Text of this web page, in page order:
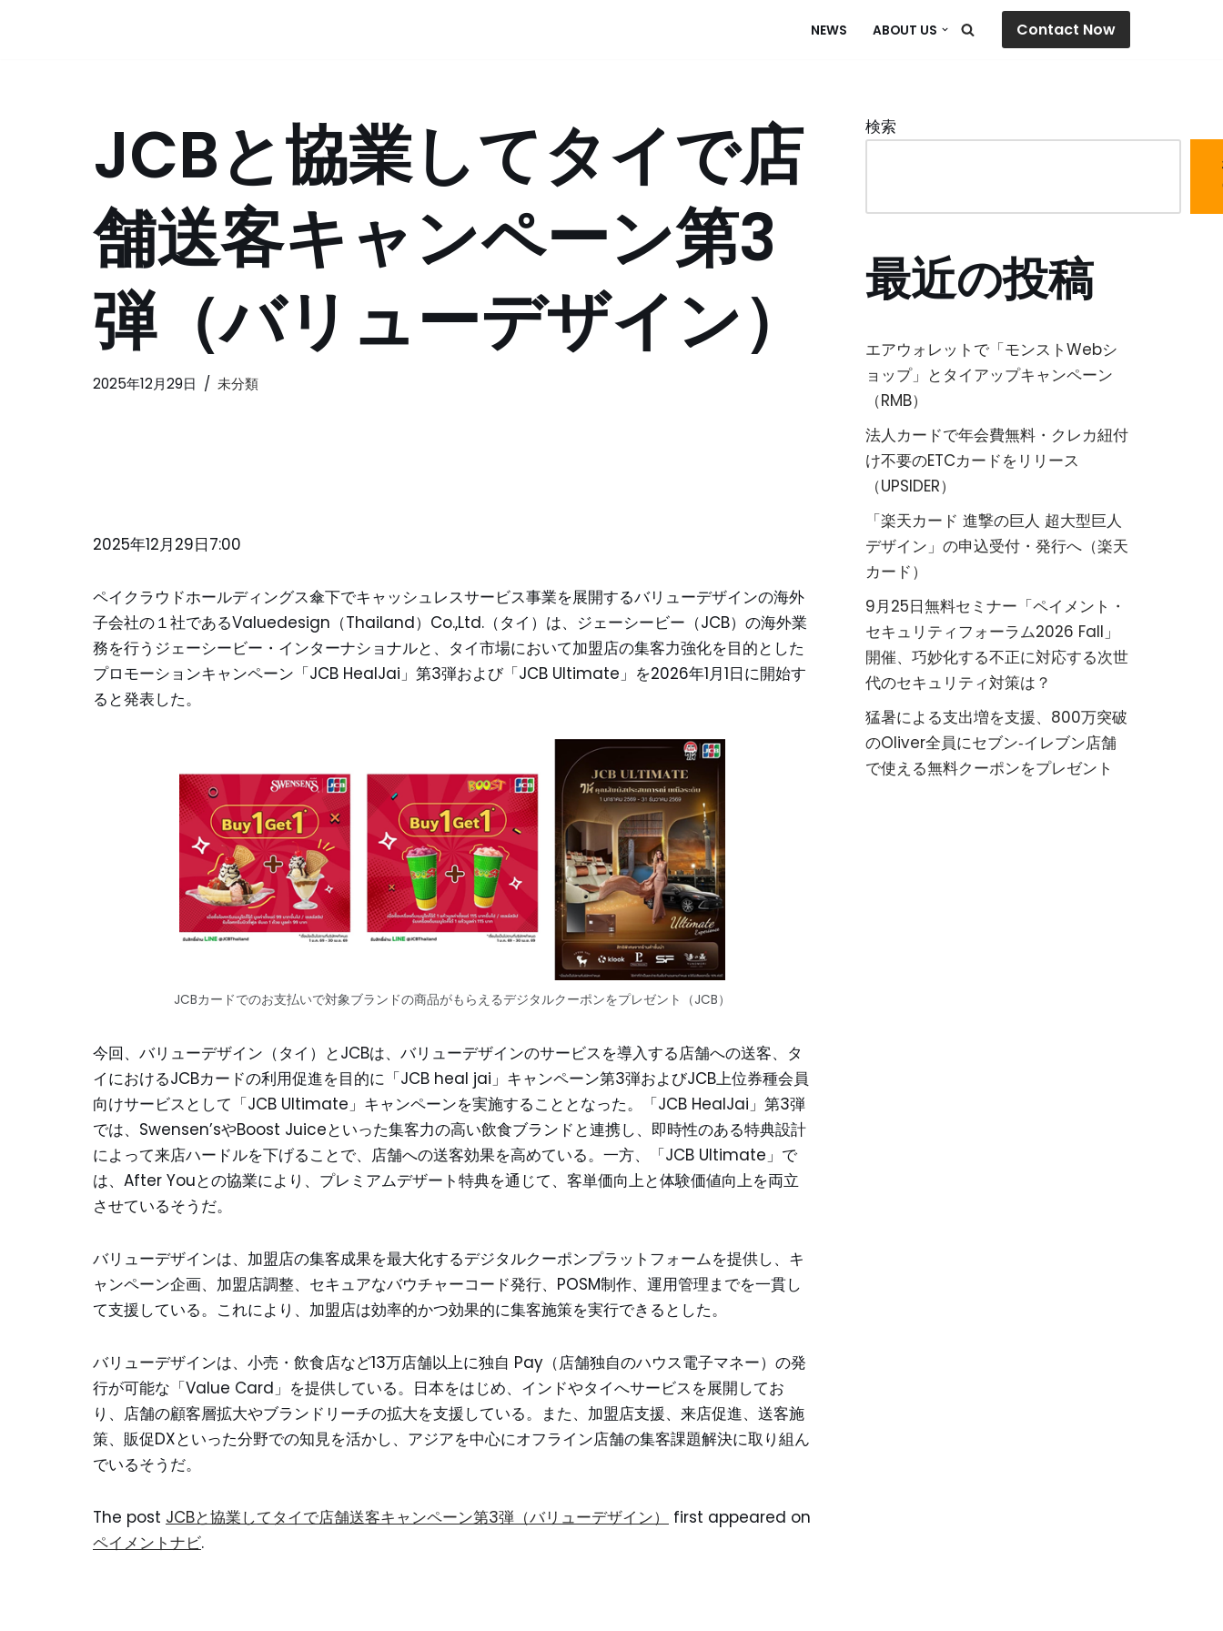
NEWS ABOUT US Contact Now
JCBと協業してタイで店
舗送客キャンペーン第3
弾（バリューデザイン）
2025年12月29日 未分類
2025年12月29日7:00
ペイクラウドホールディングス傘下でキャッシュレスサービス事業を展開するバリューデザインの海外
子会社の１社であるValuedesign（Thailand）Co.,Ltd.（タイ）は、ジェーシービー（JCB）の海外業
務を行うジェーシービー・インターナショナルと、タイ市場において加盟店の集客力強化を目的とした
プロモーションキャンペーン「JCB HealJai」第3弾および「JCB Ultimate」を2026年1月1日に開始す
ると発表した。
JCBカードでのお支払いで対象ブランドの商品がもらえるデジタルクーポンをプレゼント（JCB）
今回、バリューデザイン（タイ）とJCBは、バリューデザインのサービスを導入する店舗への送客、タ
イにおけるJCBカードの利用促進を目的に「JCB heal jai」キャンペーン第3弾およびJCB上位券種会員
向けサービスとして「JCB Ultimate」キャンペーンを実施することとなった。「JCB HealJai」第3弾
では、Swensen’sやBoost Juiceといった集客力の高い飲食ブランドと連携し、即時性のある特典設計
によって来店ハードルを下げることで、店舗への送客効果を高めている。一方、「JCB Ultimate」で
は、After Youとの協業により、プレミアムデザート特典を通じて、客単価向上と体験価値向上を両立
させているそうだ。
バリューデザインは、加盟店の集客成果を最大化するデジタルクーポンプラットフォームを提供し、キ
ャンペーン企画、加盟店調整、セキュアなバウチャーコード発行、POSM制作、運用管理までを一貫し
て支援している。これにより、加盟店は効率的かつ効果的に集客施策を実行できるとした。
バリューデザインは、小売・飲食店など13万店舗以上に独自 Pay（店舗独自のハウス電子マネー）の発
行が可能な「Value Card」を提供している。日本をはじめ、インドやタイへサービスを展開してお
り、店舗の顧客層拡大やブランドリーチの拡大を支援している。また、加盟店支援、来店促進、送客施
策、販促DXといった分野での知見を活かし、アジアを中心にオフライン店舗の集客課題解決に取り組ん
でいるそうだ。
The post JCBと協業してタイで店舗送客キャンペーン第3弾（バリューデザイン）
first appeared on
ペイメントナビ.
検索
最近の投稿
エアウォレットで「モンストWebシ
ョップ」とタイアップキャンペーン
（RMB）
法人カードで年会費無料・クレカ紐付
け不要のETCカードをリリース
（UPSIDER）
「楽天カード 進撃の巨人 超大型巨人
デザイン」の申込受付・発行へ（楽天
カード）
9月25日無料セミナー「ペイメント・
セキュリティフォーラム2026 Fall」
開催、巧妙化する不正に対応する次世
代のセキュリティ対策は？
猛暑による支出増を支援、800万突破
のOliver全員にセブン‐イレブン店舗
で使える無料クーポンをプレゼント